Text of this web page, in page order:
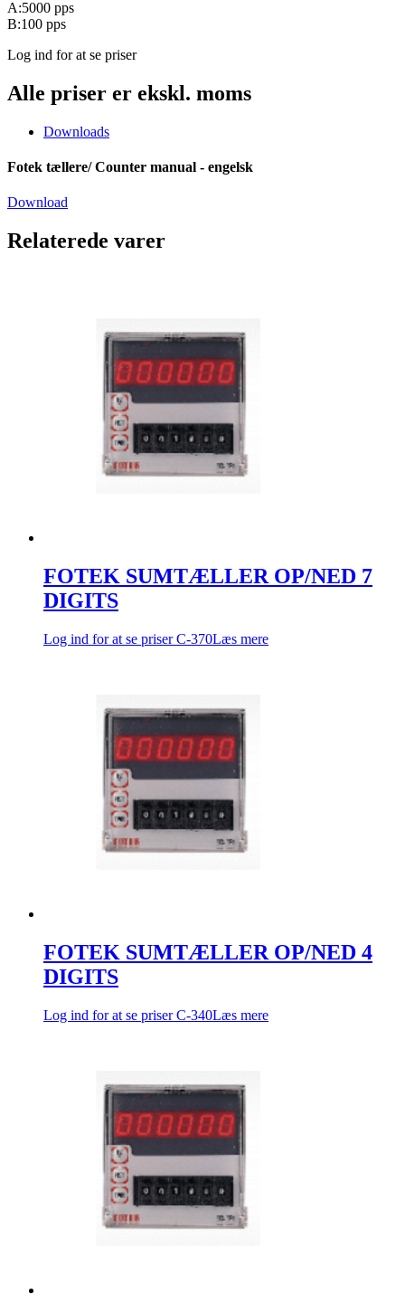
A:5000 pps
B:100 pps
Log ind for at se priser
Alle priser er ekskl. moms
Downloads
Fotek tællere/ Counter manual - engelsk
Download
Relaterede varer
FOTEK SUMTÆLLER OP/NED 7
DIGITS
Log ind for at se priserC-370Læs mere
FOTEK SUMTÆLLER OP/NED 4
DIGITS
Log ind for at se priserC-340Læs mere